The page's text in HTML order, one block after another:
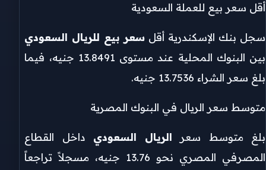
أقل سعر بيع للعملة السعودية
سجل بنك الإسكندرية أقل سعر بيع للريال السعودي
بين البنوك المحلية عند مستوى 13.8491 جنيه، فيما
بلغ سعر الشراء 13.7536 جنيه.
متوسط سعر الريال في البنوك المصرية
بلغ متوسط سعر الريال السعودي داخل القطاع
المصرفي المصري نحو 13.76 جنيه، مسجلاً تراجعاً